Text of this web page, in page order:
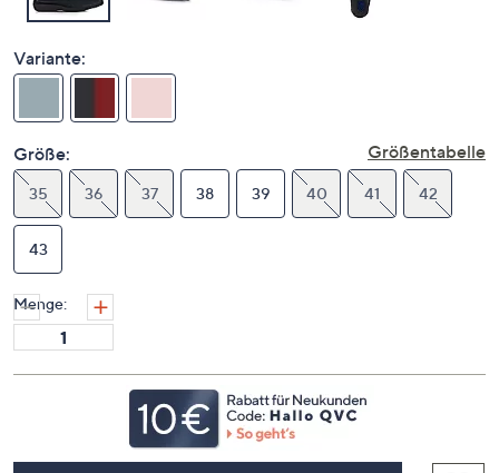
Variante:
Größe: Größentabelle
35 36 37 38 39 40 41 42
43
Menge: